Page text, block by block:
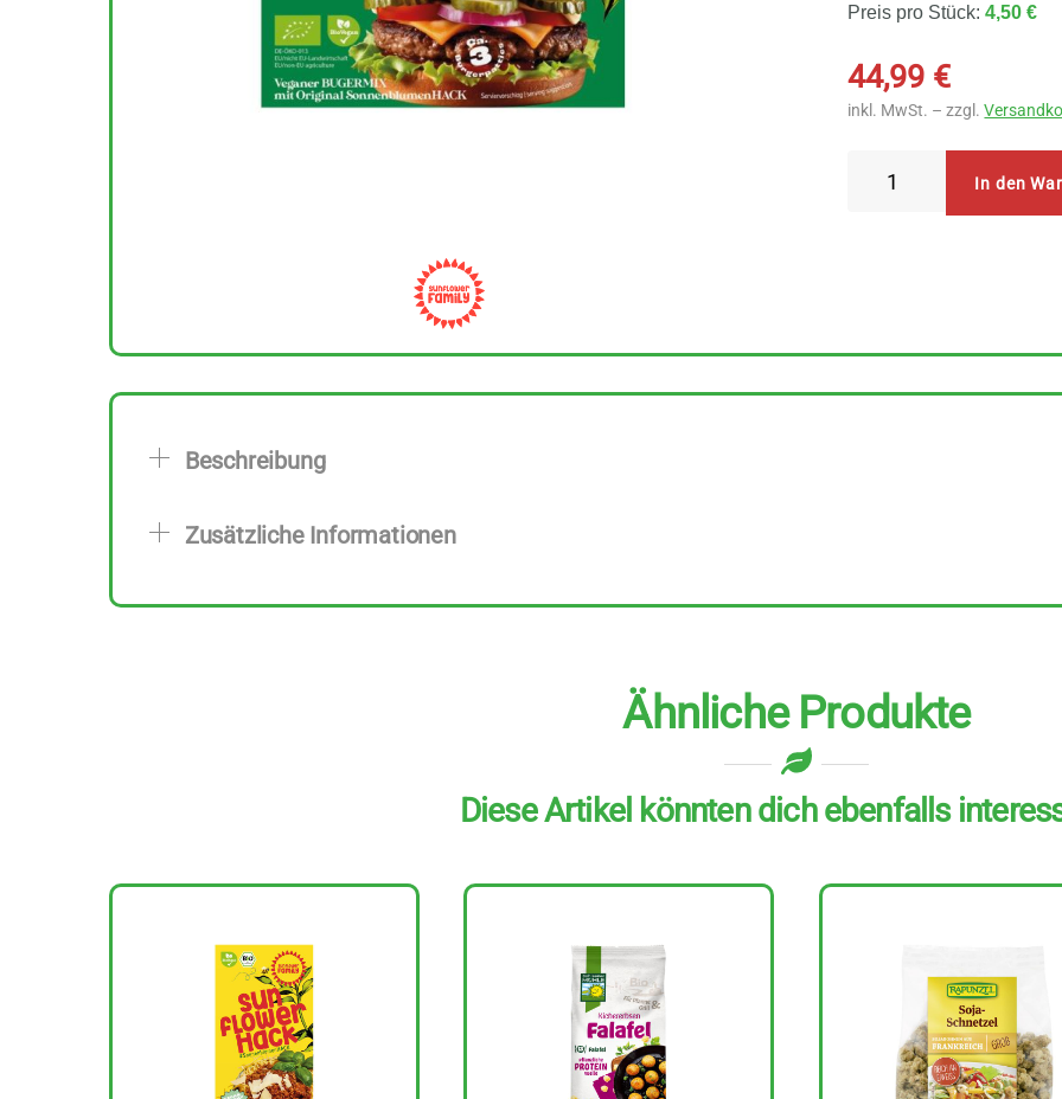
Preis pro Stück:4,50 €
44,99 €
inkl. MwSt. – zzgl.
In den
Beschreibung
Zusätzliche Informationen
Ähnliche Produkte
Diese Artikel könnten dich ebenfalls